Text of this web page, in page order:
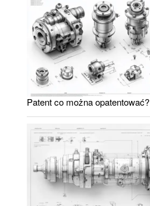
Patent co można opatentować?